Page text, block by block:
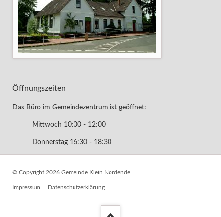
Öffnungszeiten
Das Büro im Gemeindezentrum ist geöffnet:
Mittwoch 10:00 - 12:00
Donnerstag 16:30 - 18:30
© Copyright 2026 Gemeinde Klein Nordende
Navigation
Impressum Datenschutzerklärung